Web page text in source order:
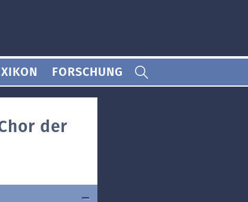
FORSCHUNG
der